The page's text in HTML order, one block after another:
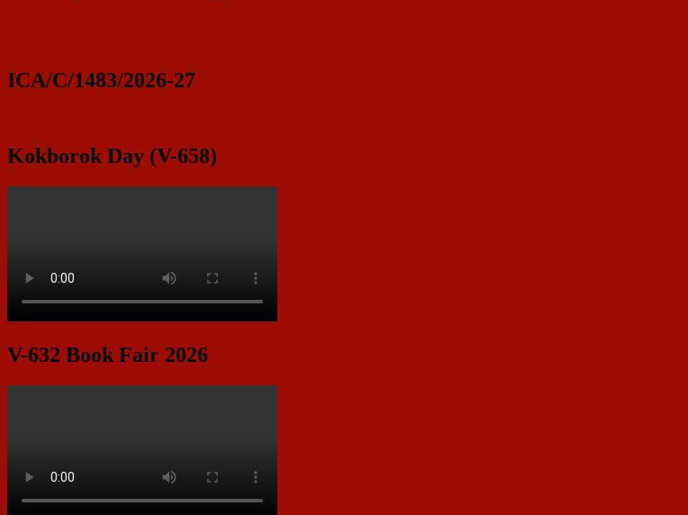
ICA/C/1483/2026-27
Kokborok Day (V-658)
V-632 Book Fair 2026